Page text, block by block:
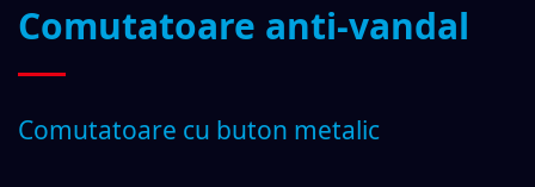
Comutatoare anti-vandal
Comutatoare cu buton metalic